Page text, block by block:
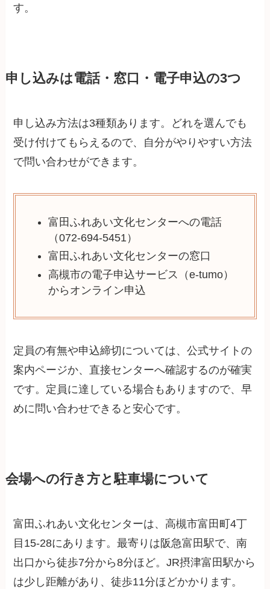
す。
申し込みは電話・窓口・電子申込の3つ
申し込み方法は3種類あります。どれを選んでも
受け付けてもらえるので、自分がやりやすい方法
で問い合わせができます。
富田ふれあい文化センターへの電話
（072-694-5451）
富田ふれあい文化センターの窓口
高槻市の電子申込サービス（e-tumo）
からオンライン申込
定員の有無や申込締切については、公式サイトの
案内ページか、直接センターへ確認するのが確実
です。定員に達している場合もありますので、早
めに問い合わせできると安心です。
会場への行き方と駐車場について
富田ふれあい文化センターは、高槻市富田町4丁
目15-28にあります。最寄りは阪急富田駅で、南
出口から徒歩7分から8分ほど。JR摂津富田駅から
は少し距離があり、徒歩11分ほどかかります。